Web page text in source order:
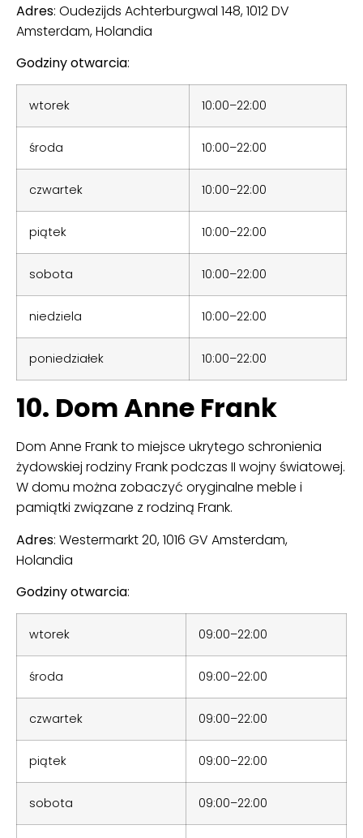
Adres: Oudezijds Achterburgwal 148, 1012 DV
Amsterdam, Holandia
Godziny otwarcia:
wtorek 10:00–22:00
środa 10:00–22:00
czwartek 10:00–22:00
piątek 10:00–22:00
sobota 10:00–22:00
niedziela 10:00–22:00
poniedziałek 10:00–22:00
10. Dom Anne Frank
Dom Anne Frank to miejsce ukrytego schronienia
żydowskiej rodziny Frank podczas II wojny światowej.
W domu można zobaczyć oryginalne meble i
pamiątki związane z rodziną Frank.
Adres: Westermarkt 20, 1016 GV Amsterdam,
Holandia
Godziny otwarcia:
wtorek 09:00–22:00
środa 09:00–22:00
czwartek 09:00–22:00
piątek 09:00–22:00
sobota 09:00–22:00